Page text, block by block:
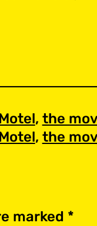
, the
, the
marked *